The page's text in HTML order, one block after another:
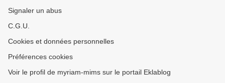
Signaler un abus
C.G.U.
Cookies et données personnelles
Préférences cookies
Voir le profil de myriam-mims sur le portail Eklablog